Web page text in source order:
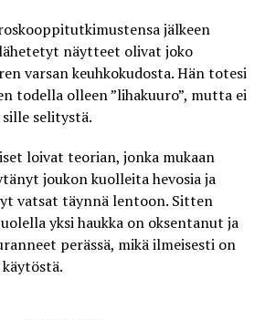
jälkeen
näytteet olivat joko
varsan keuhkokudosta. Hän totesi
todella olleen ”lihakuuro”, mutta ei
selitystä.
loivat teorian, jonka mukaan
joukon kuolleita hevosia ja
vatsat täynnä lentoon. Sitten
yksi haukka on oksentanut ja
perässä, mikä ilmeisesti on